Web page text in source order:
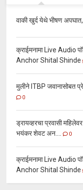
वाकी खुर्द येथे भीषण
क्राईमनामा Live Audio
Anchor Shital Shinde
मुलीने ITBP जवानासोबत
0
ड्रायव्हरचा प्रवासी
भयंकर शेवट अन....
0
क्राईमनामा Live Audio
Anchor Shital Shinde